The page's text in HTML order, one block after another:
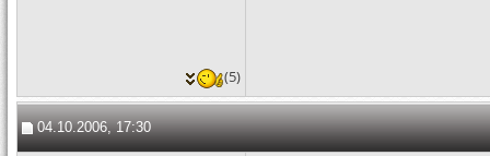
(5)
04.10.2006, 17:30